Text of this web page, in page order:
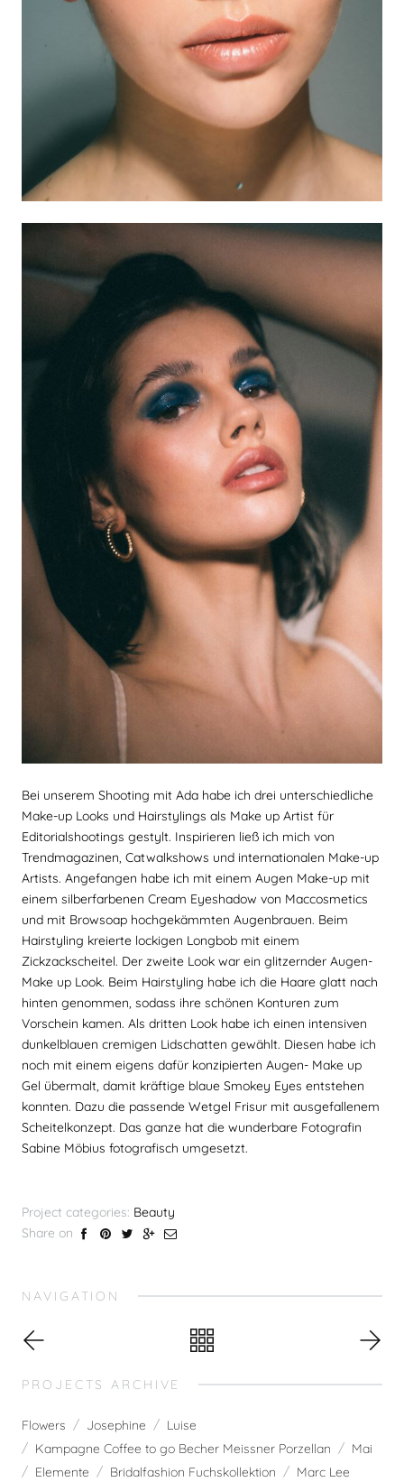
Bei unserem Shooting mit Ada habe ich drei unterschiedliche
Make-up Looks und Hairstylings als Make up Artist für
Editorialshootings gestylt. Inspirieren ließ ich mich von
Trendmagazinen, Catwalkshows und internationalen Make-up
Artists. Angefangen habe ich mit einem Augen Make-up mit
einem silberfarbenen Cream Eyeshadow von Maccosmetics
und mit Browsoap hochgekämmten Augenbrauen. Beim
Hairstyling kreierte lockigen Longbob mit einem
Zickzackscheitel. Der zweite Look war ein glitzernder Augen-
Make up Look. Beim Hairstyling habe ich die Haare glatt nach
hinten genommen, sodass ihre schönen Konturen zum
Vorschein kamen. Als dritten Look habe ich einen intensiven
dunkelblauen cremigen Lidschatten gewählt. Diesen habe ich
noch mit einem eigens dafür konzipierten Augen- Make up
Gel übermalt, damit kräftige blaue Smokey Eyes entstehen
konnten. Dazu die passende Wetgel Frisur mit ausgefallenem
Scheitelkonzept. Das ganze hat die wunderbare Fotografin
Sabine Möbius fotografisch umgesetzt.
Project categories: Beauty
Share on
NAVIGATION
PROJECTS ARCHIVE
Flowers Josephine
Luise
Kampagne Coffee to go Becher Meissner Porzellan
Mai
Elemente
Bridalfashion Fuchskollektion
Marc Lee